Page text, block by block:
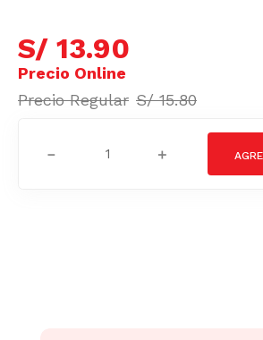
S/ 13.90
S/ 15.80
＋
－